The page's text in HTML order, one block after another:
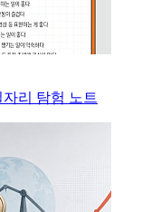
자리 탐험 노트